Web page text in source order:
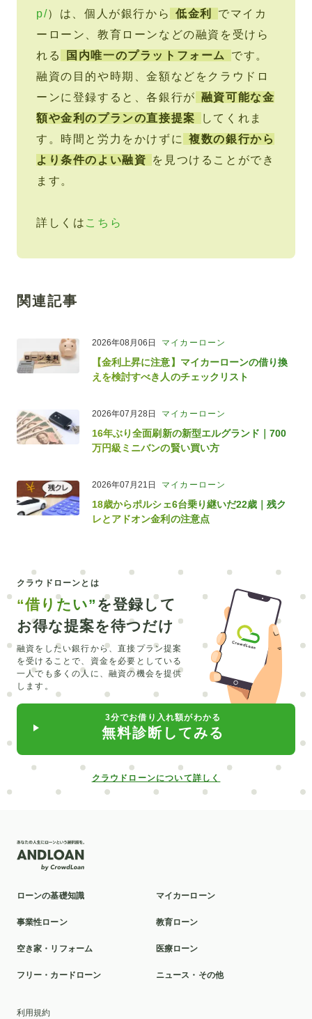
p/）は、個人が銀行から 低金利
でマイカ
ーローン、教育ローンなどの融資を受けら
れる
国内唯一のプラットフォーム
です。
融資の目的や時期、金額などをクラウドロ
ーンに登録すると、各銀行が 融資可能な金
額や金利のプランの直接提案
してくれま
す。時間と労力をかけずに
複数の銀行から
より条件のよい融資
を見つけることができ
ます。
詳しくは こちら
関連記事
2026年08月06日 マイカーローン
【金利上昇に注意】マイカーローンの借り換
えを検討すべき人のチェックリスト
2026年07月28日 マイカーローン
16年ぶり全面刷新の新型エルグランド｜700
万円級ミニバンの賢い買い方
2026年07月21日 マイカーローン
18歳からポルシェ6台乗り継いだ22歳｜残ク
レとアドオン金利の注意点
クラウドローンとは
“借りたい” を登録して
お得な提案を待つだけ
融資をしたい銀行から、直接プラン提案
を受けることで、 資金を必要としている
一人でも多くの人に、融資の機会を提供
します。
3分でお借り入れ額がわかる
無料診断してみる
クラウドローンについて詳しく
ローンの基礎知識 マイカーローン
事業性ローン 教育ローン
空き家・リフォーム 医療ローン
フリー・カードローン ニュース・その他
利用規約